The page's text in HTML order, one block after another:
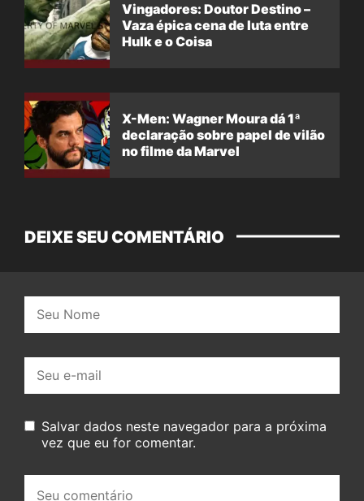
Vingadores: Doutor Destino –
Vaza épica cena de luta entre
Hulk e o Coisa
X-Men: Wagner Moura dá 1ª
declaração sobre papel de vilão
no filme da Marvel
DEIXE SEU COMENTÁRIO
mail:
Salvar dados neste navegador para a próxima
vez que eu for comentar.